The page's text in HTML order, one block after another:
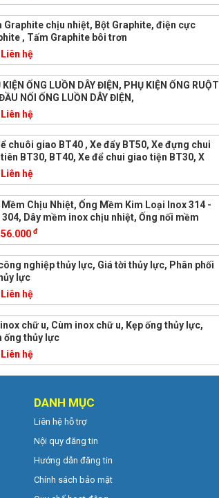
Graphite chịu nhiệt, Bột Graphite, điện cực
, Tấm Graphite bôi trơn
Liên hệ
KIỆN ỐNG LUỒN DÂY ĐIỆN, PHỤ KIỆN ỐNG RUỘT
NỐI ỐNG LUỒN DÂY ĐIỆN,
Liên hệ
chuôi giao BT40 , Xe đẩy BT50, Xe đựng chui
BT30, BT40, Xe để chui giao tiện BT30, X
Liên hệ
Mềm Chịu Nhiệt, Ống Mềm Kim Loại Inox 314 -
304, Dây mềm inox chịu nhiệt, Ống nối mềm
56.000đ
nghiệp thủy lực, Giá tời thủy lực, Phân phối
lực
Liên hệ
inox chữ u, Cùm inox chữ u, Kẹp ống thủy lực,
ống thủy lực
Liên hệ
DANH MỤC
Liên hệ hỗ trợ
Nội quy đăng tin
Hướng dẫn đăng tin
Chính sách bảo mật